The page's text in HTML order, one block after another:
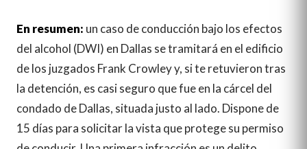
En resumen: un caso de conducción bajo los efectos
del alcohol (DWI) en Dallas se tramitará en el edificio
de los juzgados Frank Crowley y, si te retuvieron tras
la detención, es casi seguro que fue en la cárcel del
condado de Dallas, situada justo al lado. Dispone de
15 días para solicitar la vista que protege su permiso